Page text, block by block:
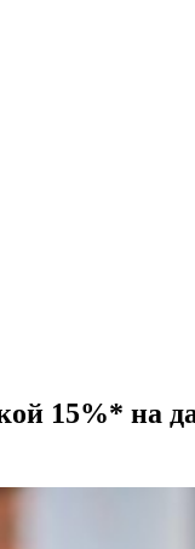
15%* на